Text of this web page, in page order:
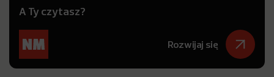
A Ty czytasz?
Rozwijaj się